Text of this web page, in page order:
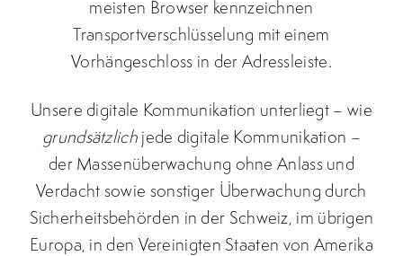
meisten Browser kennzeichnen
Transportverschlüsselung mit einem
Vorhängeschloss in der Adressleiste.
Unsere digitale Kommunikation unterliegt – wie
grundsätzlichjede digitale Kommunikation –
der Massenüberwachung ohne Anlass und
Verdacht sowie sonstiger Überwachung durch
Sicherheitsbehörden in der Schweiz, im übrigen
Europa, in den Vereinigten Staaten von Amerika